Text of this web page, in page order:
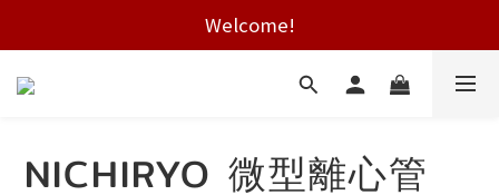
Free shipping on HK orders over $2000
Welcome!
Free shipping on HK orders over $2000
NICHIRYO 微型離心管